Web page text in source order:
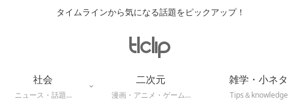
タイムラインから気になる話題をピックアップ！
社会
ニュース・話題…
二次元
漫画・アニメ・ゲーム…
雑学・小ネタ
Tips＆knowledge